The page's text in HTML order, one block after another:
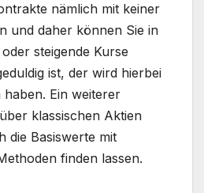
nämlich mit keiner
und daher können Sie in
steigende Kurse
ist, der wird hierbei
Ein weiterer
klassischen Aktien
die Basiswerte mit
finden lassen.